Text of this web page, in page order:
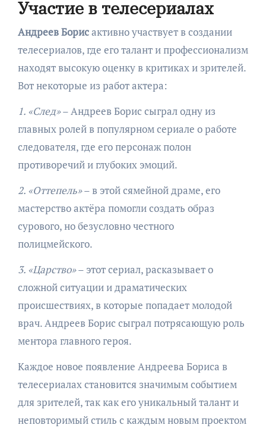
Участие в телесериалах
Андреев Борисактивно участвует в создании
телесериалов, где его талант и профессионализм
находят высокую оценку в критиках и зрителей.
Вот некоторые из работ актера:
1. «След»– Андреев Борис сыграл одну из
главных ролей в популярном сериале о работе
следователя, где его персонаж полон
противоречий и глубоких эмоций.
2. «Оттепель»– в этой сямейной драме, его
мастерство актёра помогли создать образ
сурового, но безусловно честного
полицмейского.
3. «Царство»– этот сериал, расказывает о
сложной ситуации и драматических
происшествиях, в которые попадает молодой
врач. Андреев Борис сыграл потрясающую роль
ментора главного героя.
Каждое новое появление Андреева Бориса в
телесериалах становится значимым событием
для зрителей, так как его уникальный талант и
неповторимый стиль с каждым новым проектом